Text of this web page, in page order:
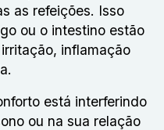
as refeições. Isso
ou o intestino estão
inflamação
está interferindo
ou na sua relação